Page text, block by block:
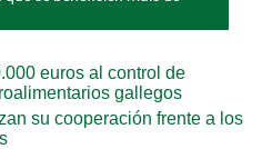
euros al control de
gallegos
su cooperación frente a los